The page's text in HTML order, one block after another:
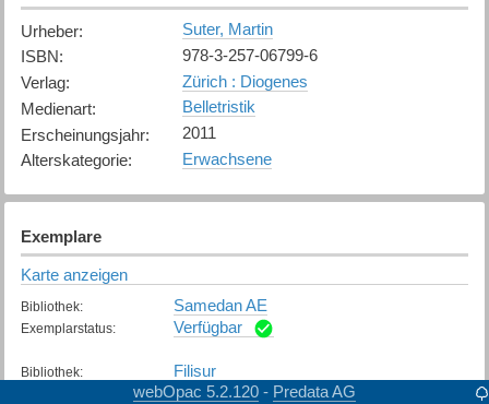
Urheber:
Suter, Martin
ISBN:
978-3-257-06799-6
Verlag:
Zürich : Diogenes
Medienart:
Belletristik
Erscheinungsjahr:
2011
Alterskategorie: Erwachsene
Exemplare
Karte anzeigen
Bibliothek: Samedan AE
Exemplarstatus: Verfügbar
Bibliothek: Filisur
Verfügbar
webOpac 5.2.120 - Predata AG